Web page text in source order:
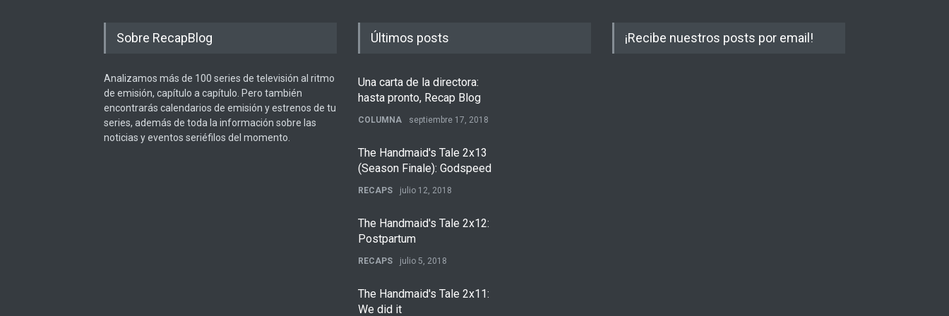
Sobre RecapBlog
Analizamos más de 100 series de televisión al ritmo
de emisión, capítulo a capítulo. Pero también
encontrarás calendarios de emisión y estrenos de tu
series, además de toda la información sobre las
noticias y eventos seriéfilos del momento.
Últimos posts
Una carta de la directora:
hasta pronto, Recap Blog
COLUMNA septiembre 17, 2018
The Handmaid's Tale 2x13
(Season Finale): Godspeed
RECAPS julio 12, 2018
The Handmaid's Tale 2x12:
Postpartum
RECAPS julio 5, 2018
The Handmaid's Tale 2x11:
We did it
¡Recibe nuestros posts por email!